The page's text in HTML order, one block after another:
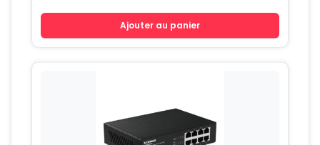
Ajouter au panier